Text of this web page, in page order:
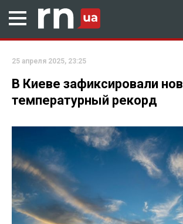
25 апреля 2025, 23:25
В Киеве зафиксировали
температурный рекорд